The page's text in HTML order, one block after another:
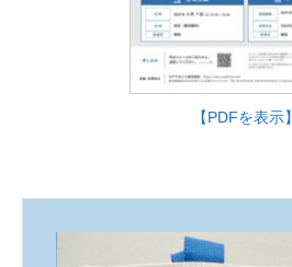
【PDFを表示】